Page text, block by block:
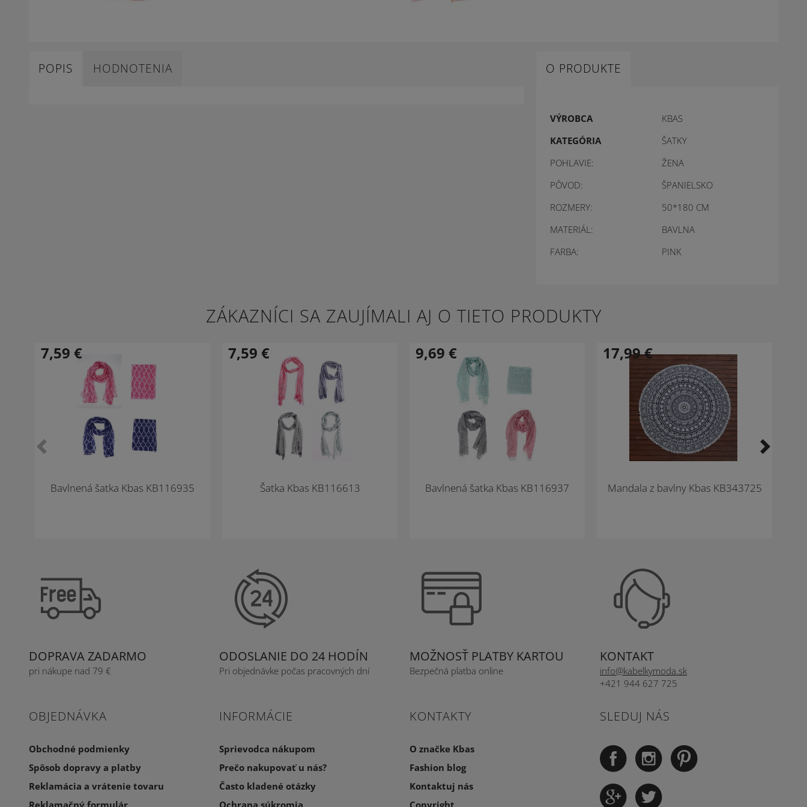
POPIS HODNOTENIA O PRODUKTE
VÝROBCA
KBAS
KATEGÓRIA
ŠATKY
POHLAVIE:
ŽENA
PÔVOD:
ŠPANIELSKO
ROZMERY:
50*180 CM
MATERIÁL:
BAVLNA
FARBA:
PINK
ZÁKAZNÍCI SA ZAUJÍMALI AJ O TIETO PRODUKTY
Bavlnená šatka Kbas KB116935
7,59 €
Šatka Kbas KB116613
7,59 €
Bavlnená šatka Kbas KB116937
9,69 €
Mandala z bavlny Kbas KB343725
17,99€
DOPRAVA ZADARMO
pri nákupe nad 79 €
ODOSLANIE DO 24 HODÍN
Pri objednávke počas pracovných dní
MOŽNOSŤ PLATBY KARTOU
Bezpečná platba online
KONTAKT
info@kabelkymoda.sk
+421 944 627 725
OBJEDNÁVKA
Obchodné podmienky
Spôsob dopravy a platby
Reklamácia a vrátenie tovaru
Reklamačný formulár
INFORMÁCIE
Sprievodca nákupom
Prečo nakupovať u nás?
Často kladené otázky
Ochrana súkromia
KONTAKTY
O značke Kbas
Fashion blog
Kontaktuj nás
Copyright
SLEDUJ NÁS